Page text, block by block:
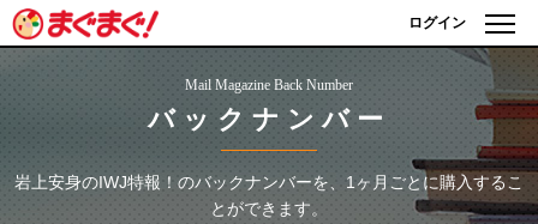
ログイン
Mail Magazine Back Number
バックナンバー
岩上安身のIWJ特報！ のバックナンバーを、1ヶ月ごとに購入するこ
とができます。